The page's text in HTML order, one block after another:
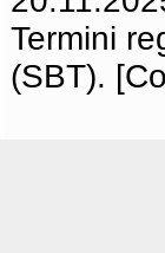
Termini
(SBT).